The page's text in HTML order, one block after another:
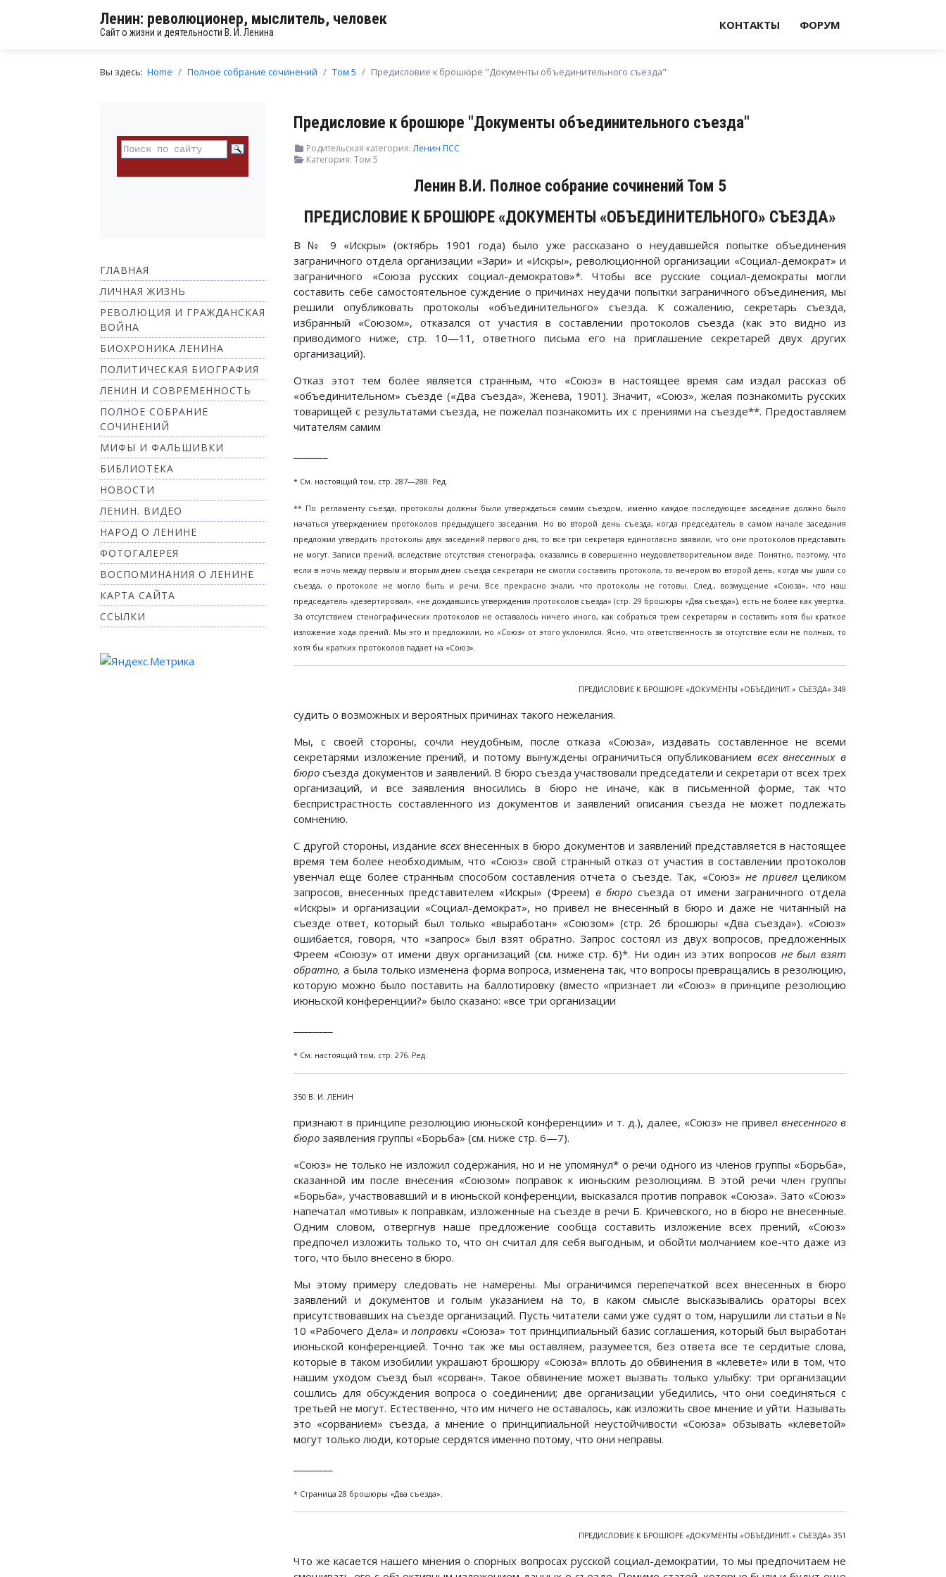
Ленин: революционер, мыслитель, человек
Сайт о жизни и деятельности В. И. Ленина
КОНТАКТЫ ФОРУМ
Вы здесь: Home Полное собрание сочинений Том 5 Предисловие к брошюре "Документы объединительного съезда"
ГЛАВНАЯ
ЛИЧНАЯ ЖИЗНЬ
РЕВОЛЮЦИЯ И ГРАЖДАНСКАЯ
ВОЙНА
БИОХРОНИКА ЛЕНИНА
ПОЛИТИЧЕСКАЯ БИОГРАФИЯ
ЛЕНИН И СОВРЕМЕННОСТЬ
ПОЛНОЕ СОБРАНИЕ
СОЧИНЕНИЙ
МИФЫ И ФАЛЬШИВКИ
БИБЛИОТЕКА
НОВОСТИ
ЛЕНИН. ВИДЕО
НАРОД О ЛЕНИНЕ
ФОТОГАЛЕРЕЯ
ВОСПОМИНАНИЯ О ЛЕНИНЕ
КАРТА САЙТА
ССЫЛКИ
Предисловие к брошюре "Документы объединительного съезда"
Родительская категория:Ленин ПСС
Категория: Том 5
Ленин В.И. Полное собрание сочинений Том 5
ПРЕДИСЛОВИЕ К БРОШЮРЕ «ДОКУМЕНТЫ «ОБЪЕДИНИТЕЛЬНОГО» СЪЕЗДА»
В № 9 «Искры» (октябрь 1901 года) было уже рассказано о неудавшейся попытке объединения
заграничного отдела организации «Зари» и «Искры», революционной организации «Социал-демократ» и
заграничного «Союза русских социал-демократов»*. Чтобы все русские социал-демократы могли
составить себе самостоятельное суждение о причинах неудачи попытки заграничного объединения, мы
решили опубликовать протоколы «объединительного» съезда. К сожалению, секретарь съезда,
избранный «Союзом», отказался от участия в составлении протоколов съезда (как это видно из
приводимого ниже, стр. 10—11, ответного письма его на приглашение секретарей двух других
организаций).
Отказ этот тем более является странным, что «Союз» в настоящее время сам издал рассказ об
«объединительном» съезде («Два съезда», Женева, 1901). Значит, «Союз», желая познакомить русских
товарищей с результатами съезда, не пожелал познакомить их с прениями на съезде**. Предоставляем
читателям самим
* См. настоящий том, стр. 287—288. Ред.
** По регламенту съезда, протоколы должны были утверждаться самим съездом, именно каждое последующее заседание должно было
начаться утверждением протоколов предыдущего заседания. Но во второй день съезда, когда председатель в самом начале заседания
предложил утвердить протоколы двух заседаний первого дня, то все три секретаря единогласно заявили, что они протоколов представить
не могут. Записи прений, вследствие отсутствия стенографа, оказались в совершенно неудовлетворительном виде. Понятно, поэтому, что
если в ночь между первым и вторым днем съезда секретари не смогли составить протокола, то вечером во второй день, когда мы ушли со
съезда, о протоколе не могло быть и речи. Все прекрасно знали, что протоколы не готовы. След., возмущение «Союза», что наш
председатель «дезертировал», «не дождавшись утверждения протоколов съезда» (стр. 29 брошюры «Два съезда»), есть не более как увертка.
За отсутствием стенографических протоколов не оставалось ничего иного, как собраться трем секретарям и составить хотя бы краткое
изложение хода прений. Мы это и предложили, но «Союз» от этого уклонился. Ясно, что ответственность за отсутствие если не полных, то
хотя бы кратких протоколов падает на «Союз».
ПРЕДИСЛОВИЕ К БРОШЮРЕ «ДОКУМЕНТЫ «ОБЪЕДИНИТ.» СЪЕЗДА» 349
судить о возможных и вероятных причинах такого нежелания.
Мы, с своей стороны, сочли неудобным, после отказа «Союза», издавать составленное не всеми
секретарями изложение прений, и потому вынуждены ограничиться опубликованием всех внесенных в
бюро съезда документов и заявлений. В бюро съезда участвовали председатели и секретари от всех трех
организаций, и все заявления вносились в бюро не иначе, как в письменной форме, так что
беспристрастность составленного из документов и заявлений описания съезда не может подлежать
сомнению.
С другой стороны, изданиевсехвнесенных в бюро документов и заявлений представляется в настоящее
время тем более необходимым, что «Союз» свой странный отказ от участия в составлении протоколов
увенчал еще более странным способом составления отчета о съезде. Так, «Союз»не привелцеликом
запросов, внесенных представителем «Искры» (Фреем) в бюро съезда от имени заграничного отдела
«Искры» и организации «Социал-демократ», но привел не внесенный в бюро и даже не читанный на
съезде ответ, который был только «выработан» «Союзом» (стр. 26 брошюры «Два съезда»). «Союз»
ошибается, говоря, что «запрос» был взят обратно. Запрос состоял из двух вопросов, предложенных
Фреем «Союзу» от имени двух организаций (см. ниже стр. 6)*. Ни один из этих вопросов не был взят
обратно, а была только изменена форма вопроса, изменена так, что вопросы превращались в резолюцию,
которую можно было поставить на баллотировку (вместо «признает ли «Союз» в принципе резолюцию
июньской конференции?» было сказано: «все три организации
* См. настоящий том, стр. 276. Ред.
350 В. И. ЛЕНИН
признают в принципе резолюцию июньской конференции» и т. д.), далее, «Союз» не привел внесенного в
бюро заявления группы «Борьба» (см. ниже стр. 6—7).
«Союз» не только не изложил содержания, но и не упомянул* о речи одного из членов группы «Борьба»,
сказанной им после внесения «Союзом» поправок к июньским резолюциям. В этой речи член группы
«Борьба», участвовавший и в июньской конференции, высказался против поправок «Союза». Зато «Союз»
напечатал «мотивы» к поправкам, изложенные на съезде в речи Б. Кричевского, но в бюро не внесенные.
Одним словом, отвергнув наше предложение сообща составить изложение всех прений, «Союз»
предпочел изложить только то, что он считал для себя выгодным, и обойти молчанием кое-что даже из
того, что было внесено в бюро.
Мы этому примеру следовать не намерены. Мы ограничимся перепечаткой всех внесенных в бюро
заявлений и документов и голым указанием на то, в каком смысле высказывались ораторы всех
присутствовавших на съезде организаций. Пусть читатели сами уже судят о том, нарушили ли статьи в №
10 «Рабочего Дела» ипоправки «Союза» тот принципиальный базис соглашения, который был выработан
июньской конференцией. Точно так же мы оставляем, разумеется, без ответа все те сердитые слова,
которые в таком изобилии украшают брошюру «Союза» вплоть до обвинения в «клевете» или в том, что
нашим уходом съезд был «сорван». Такое обвинение может вызвать только улыбку: три организации
сошлись для обсуждения вопроса о соединении; две организации убедились, что они соединяться с
третьей не могут. Естественно, что им ничего не оставалось, как изложить свое мнение и уйти. Называть
это «сорванием» съезда, а мнение о принципиальной неустойчивости «Союза» обзывать «клеветой»
могут только люди, которые сердятся именно потому, что они неправы.
* Страница 28 брошюры «Два съезда».
ПРЕДИСЛОВИЕ К БРОШЮРЕ «ДОКУМЕНТЫ «ОБЪЕДИНИТ.» СЪЕЗДА» 351
Что же касается нашего мнения о спорных вопросах русской социал-демократии, то мы предпочитаем не